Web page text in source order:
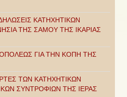
ΚΑΤΗΧΗΤΙΚΩΝ
ΤΗΣ ΣΑΜΟΥ ΤΗΣ ΙΚΑΡΙΑΣ
ΓΙΑ ΤΗΝ ΚΟΠΗ ΤΗΣ
ΤΩΝ ΚΑΤΗΧΗΤΙΚΩΝ
ΣΥΝΤΡΟΦΙΩΝ ΤΗΣ ΙΕΡΑΣ